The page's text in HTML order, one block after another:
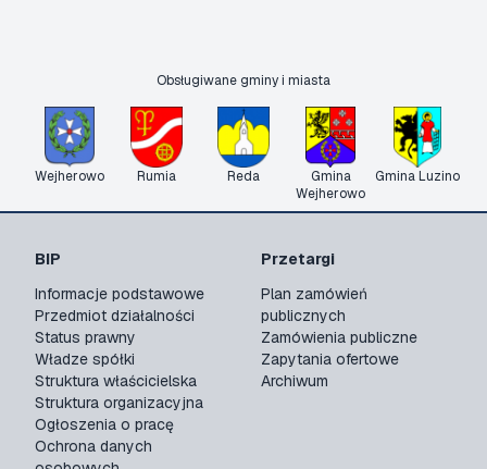
Obsługiwane gminy i miasta
Wejherowo Rumia Reda
Gmina
Wejherowo
Gmina Luzino
BIP
Informacje podstawowe
Przedmiot działalności
Status prawny
Władze spółki
Struktura właścicielska
Struktura organizacyjna
Ogłoszenia o pracę
Ochrona danych
Przetargi
Plan zamówień
publicznych
Zamówienia publiczne
Zapytania ofertowe
Archiwum